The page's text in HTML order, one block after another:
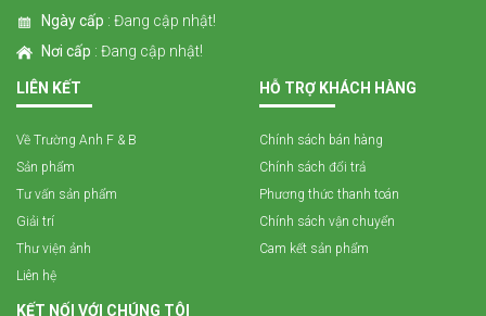
Ngày cấp : Đang cập nhật!
Nơi cấp : Đang cập nhật!
LIÊN KẾT
Về Trường Anh F & B
Sản phẩm
Tư vấn sản phẩm
Giải trí
Thư viện ảnh
Liên hệ
HỖ TRỢ KHÁCH HÀNG
Chính sách bán hàng
Chính sách đổi trả
Phương thức thanh toán
Chính sách vận chuyển
Cam kết sản phẩm
KẾT NỐI VỚI CHÚNG TÔI